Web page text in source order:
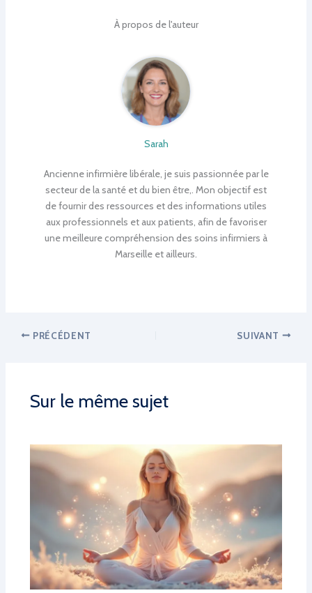
À propos de l'auteur
Sarah
Ancienne infirmière libérale, je suis passionnée par le
secteur de la santé et du bien être,. Mon objectif est
de fournir des ressources et des informations utiles
aux professionnels et aux patients, afin de favoriser
une meilleure compréhension des soins infirmiers à
Marseille et ailleurs.
PRÉCÉDENT SUIVANT
Sur le même sujet